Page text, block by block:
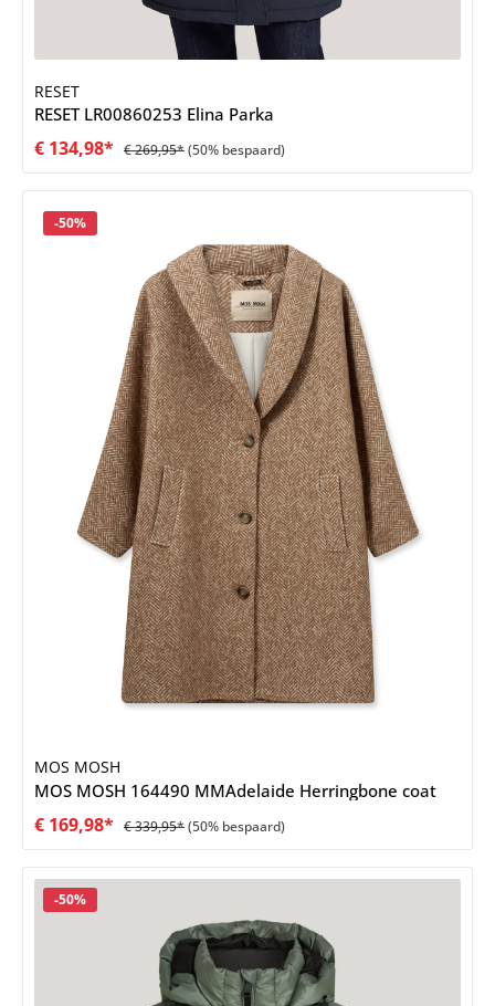
RESET
RESET LR00860253 Elina Parka
€ 134,98* € 269,95*(50% bespaard)
Korting
-50%
MOS MOSH
MOS MOSH 164490 MMAdelaide Herringbone coat
€ 169,98* € 339,95*(50% bespaard)
Korting
-50%